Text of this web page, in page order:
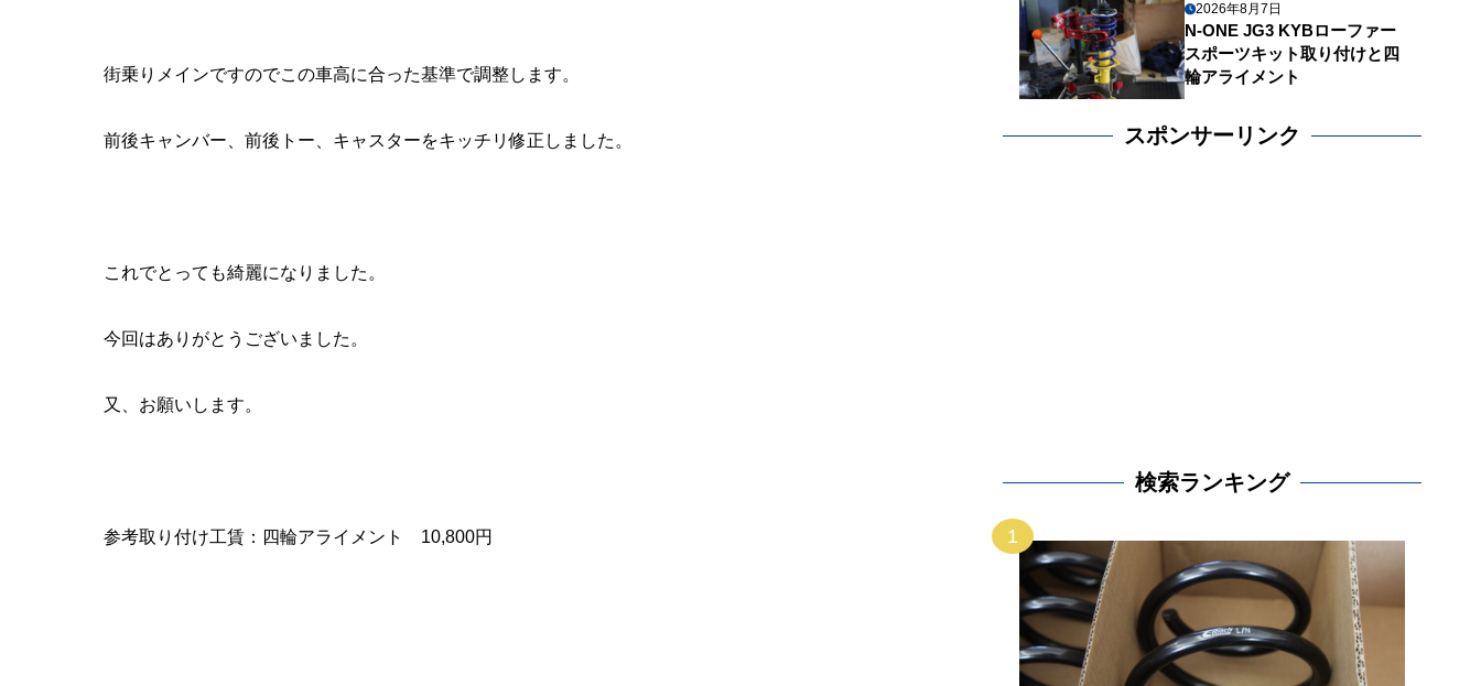
街乗りメインですのでこの車高に合った基準で調整します。
前後キャンバー、前後トー、キャスターをキッチリ修正しました。
これでとっても綺麗になりました。
今回はありがとうございました。
又、お願いします。
参考取り付け工賃：四輪アライメント 10,800円
2026年8月7日
N-ONE JG3 KYBローファー
スポーツキット取り付けと四
輪アライメント
スポンサーリンク
検索ランキング
1